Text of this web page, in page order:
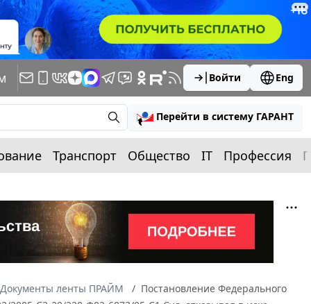
Войти Eng
Перейти в систему ГАРАНТ
Транспорт Общество IT Профессия
Документы ленты ПРАЙМ
Постановление Федерального